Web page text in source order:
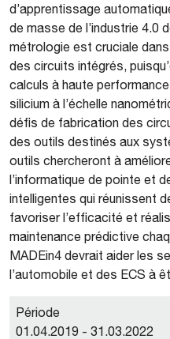
d’apprentissage
de masse de l’industrie 4.0
métrologie est cruciale
des circuits intégrés,
calculs à haute
silicium à l’échelle
défis de fabrication des
des outils destinés aux
outils chercheront à
l’informatique de pointe et
intelligentes qui réunissent
favoriser l’efficacité et
maintenance prédictive
MADEin4 devrait aider les
l’automobile et des ECS à
Période
01.04.2019 - 31.03.2022